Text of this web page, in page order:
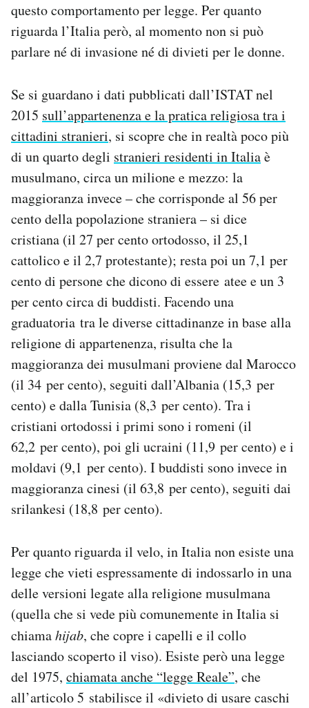
questo comportamento per legge. Per quanto
riguarda l’Italia però, al momento non si può
parlare né di invasione né di divieti per le donne.
Se si guardano i dati pubblicati dall’ISTAT nel
2015 sull’appartenenza e la pratica religiosa tra i
cittadini stranieri, si scopre che in realtà poco più
di un quarto degli stranieri residenti in Italiaè
musulmano, circa un milione e mezzo: la
maggioranza invece – che corrisponde al 56 per
cento della popolazione straniera – si dice
cristiana (il 27 per cento ortodosso, il 25,1
cattolico e il 2,7 protestante); resta poi un 7,1 per
cento di persone che dicono di essere atee e un 3
per cento circa di buddisti. Facendo una
graduatoria tra le diverse cittadinanze in base alla
religione di appartenenza, risulta che la
maggioranza dei musulmani proviene dal Marocco
(il 34 per cento), seguiti dall’Albania (15,3 per
cento) e dalla Tunisia (8,3 per cento). Tra i
cristiani ortodossi i primi sono i romeni (il
62,2 per cento), poi gli ucraini (11,9 per cento) e i
moldavi (9,1 per cento). I buddisti sono invece in
maggioranza cinesi (il 63,8 per cento), seguiti dai
srilankesi (18,8 per cento).
Per quanto riguarda il velo, in Italia non esiste una
legge che vieti espressamente di indossarlo in una
delle versioni legate alla religione musulmana
(quella che si vede più comunemente in Italia si
chiamahijab, che copre i capelli e il collo
lasciando scoperto il viso). Esiste però una legge
del 1975, chiamata anche “legge Reale”, che
all’articolo 5 stabilisce il «divieto di usare caschi